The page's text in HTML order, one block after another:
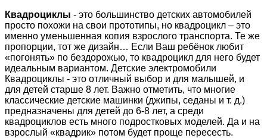
Квадроциклы - это большинство детских автомобилей
просто похожи на свои прототипы, но квадроцикл – это
именно уменьшенная копия взрослого транспорта. Те же
пропорции, тот же дизайн… Если Ваш ребёнок любит
«погонять» по бездорожью, то квадроцикл для него будет
идеальным вариантом. Детские электромобили
Квадроциклы - это отличный выбор и для малышей, и
для детей старше 8 лет. Важно отметить, что многие
классические детские машинки (джипы, седаны и т. д.)
предназначены для детей до 6-8 лет, а среди
квадроциклов есть много подростковых моделей. Да и на
взрослый «квадрик» потом будет проще пересесть.